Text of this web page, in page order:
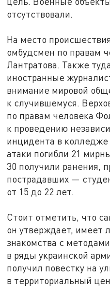
отсутствовали.
На место
омбудсмен по правам
Лантратова. Также
иностранные
внимание мировой
к случившемуся.
по правам человека
к проведению
инцидента в колледже
атаки погибли 21
30 получили ранения,
пострадавших —
от 15 до 22 лет.
Стоит отметить, что
он утверждает, имеет
знакомства с
в ряды украинской
получил повестку на
в территориальный